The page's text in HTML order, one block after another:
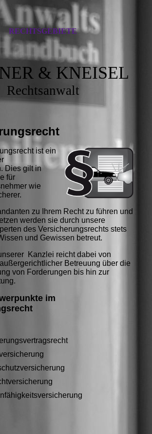
RECHTSGEBIETE
& KNEISEL
Rechtsanwalt
ist ein
Dies gilt in
für
wie
zu Ihrem Recht zu führen und
werden sie durch unsere
des Versicherungsrechts stets
und Gewissen betreut.
Kanzlei reicht dabei von
Betreuung über die
von Forderungen bis hin zur
im